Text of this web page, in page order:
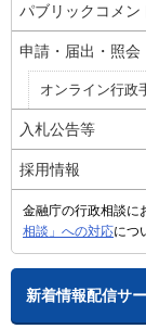
パブリックコメン
申請・届出・照会
オンライン行政
入札公告等
採用情報
金融庁の行政相談に
相談」への対応につ
新着情報配信サ